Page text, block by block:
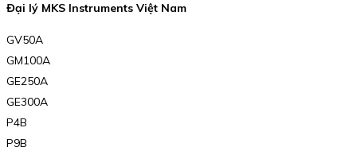
Đại lý MKS Instruments Việt Nam
GV50A
GM100A
GE250A
GE300A
P4B
P9B